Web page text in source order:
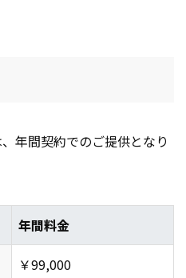
年間契約でのご提供となり
年間料金
￥99,000